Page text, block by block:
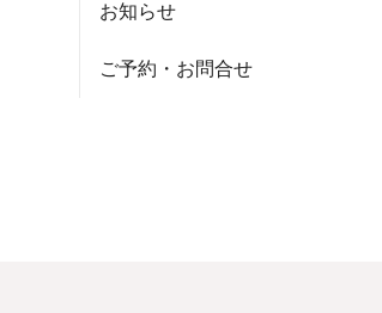
お知らせ
ご予約・お問合せ